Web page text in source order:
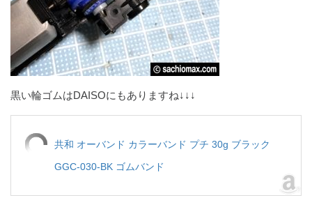
黒い輪ゴムはDAISOにもありますね↓↓↓
共和 オーバンド カラーバンド プチ 30g ブラック
GGC-030-BK ゴムバンド